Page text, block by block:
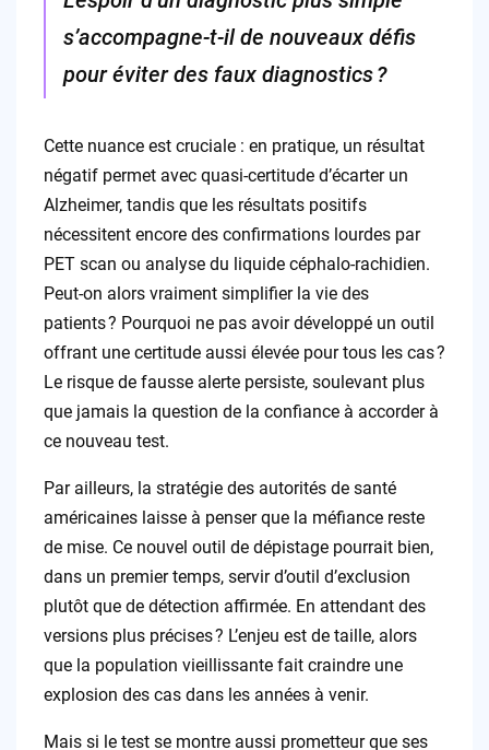
s’accompagne-t-il de nouveaux défis
pour éviter des faux diagnostics ?
Cette nuance est cruciale : en pratique, un résultat
négatif permet avec quasi-certitude d’écarter un
Alzheimer, tandis que les résultats positifs
nécessitent encore des confirmations lourdes par
PET scan ou analyse du liquide céphalo-rachidien.
Peut-on alors vraiment simplifier la vie des
patients ? Pourquoi ne pas avoir développé un outil
offrant une certitude aussi élevée pour tous les cas ?
Le risque de fausse alerte persiste, soulevant plus
que jamais la question de la confiance à accorder à
ce nouveau test.
Par ailleurs, la stratégie des autorités de santé
américaines laisse à penser que la méfiance reste
de mise. Ce nouvel outil de dépistage pourrait bien,
dans un premier temps, servir d’outil d’exclusion
plutôt que de détection affirmée. En attendant des
versions plus précises ? L’enjeu est de taille, alors
que la population vieillissante fait craindre une
explosion des cas dans les années à venir.
Mais si le test se montre aussi prometteur que ses